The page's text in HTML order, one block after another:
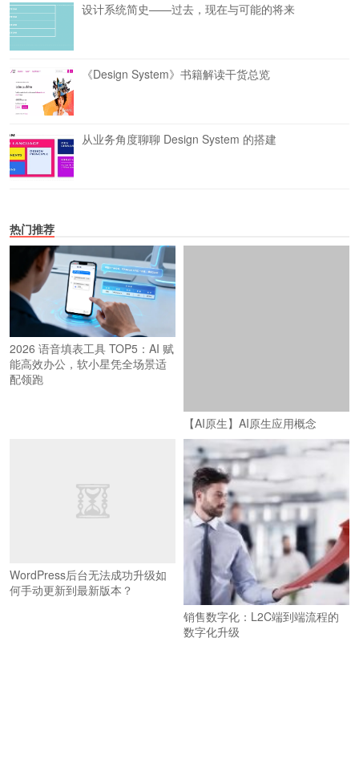
设计系统简史——过去，现在与可能的将来
《Design System》书籍解读干货总览
从业务角度聊聊 Design System 的搭建
热门推荐
2026 语音填表工具 TOP5：AI 赋
能高效办公，软小星凭全场景适
配领跑
【AI原生】AI原生应用概念
WordPress后台无法成功升级如
何手动更新到最新版本？
销售数字化：L2C端到端流程的
数字化升级